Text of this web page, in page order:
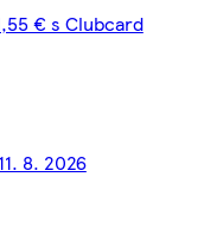
€ s Clubcard
8. 2026